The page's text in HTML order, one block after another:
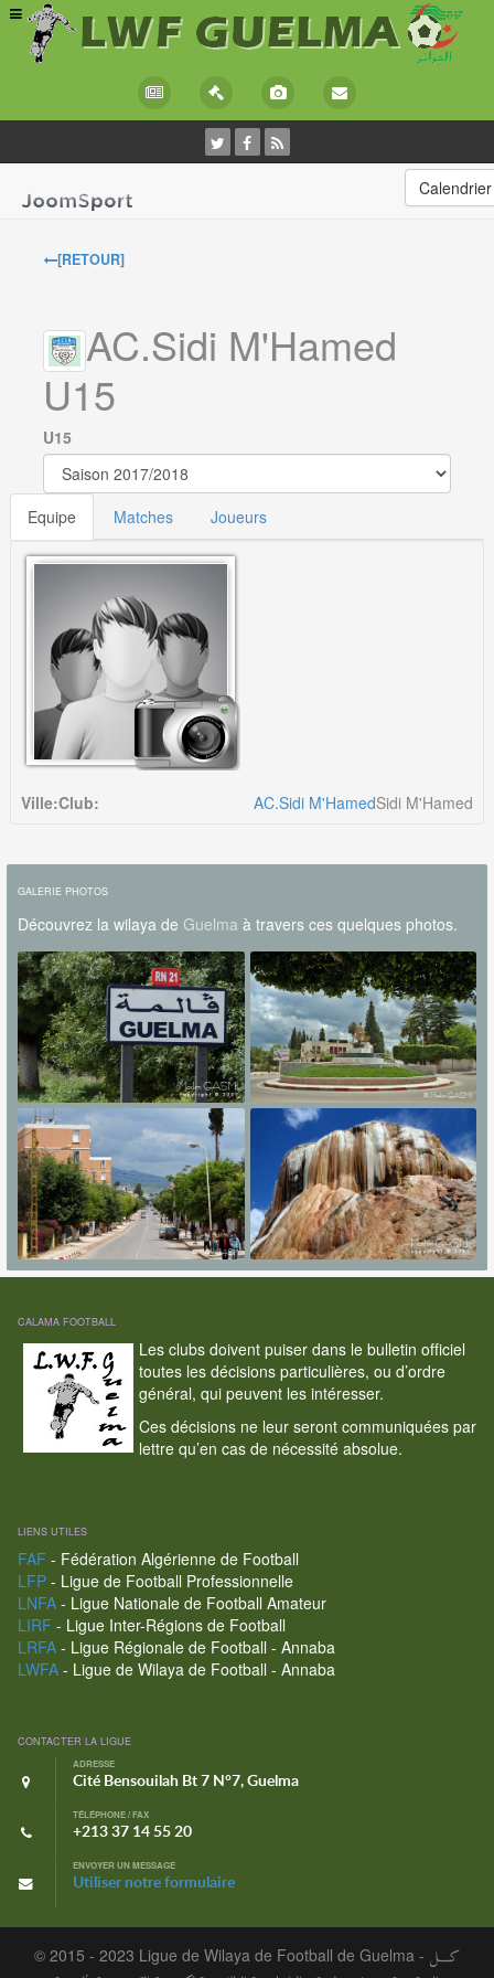
Calendrier
[RETOUR]
AC.Sidi M'Hamed
U15
U15
Equipe Matches Joueurs
Ville: Sidi M'Hamed
Club: AC.Sidi M'Hamed
GALERIE PHOTOS
Découvrez la wilaya de Guelmaà travers ces quelques photos.
CALAMA FOOTBALL
Les clubs doivent puiser dans le bulletin officiel
toutes les décisions particulières, ou d’ordre
général, qui peuvent les intéresser.
Ces décisions ne leur seront communiquées par
lettre qu’en cas de nécessité absolue.
LIENS UTILES
FAF - Fédération Algérienne de Football
LFP- Ligue de Football Professionnelle
LNFA- Ligue Nationale de Football Amateur
LIRF - Ligue Inter-Régions de Football
LRFA- Ligue Régionale de Football - Annaba
LWFA- Ligue de Wilaya de Football - Annaba
CONTACTER LA LIGUE
ADRESSE
Cité Bensouilah Bt 7 N°7, Guelma
TÉLÉPHONE / FAX
+213 37 14 55 20
ENVOYER UN MESSAGE
Utiliser notre formulaire
© 2015 - 2023 Ligue de Wilaya de Football de Guelma - كـــل